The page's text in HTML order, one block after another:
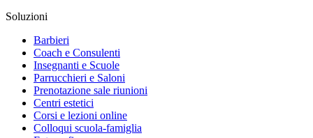
Soluzioni
Barbieri
Coach e Consulenti
Insegnanti e Scuole
Parrucchieri e Saloni
Prenotazione sale riunioni
Centri estetici
Corsi e lezioni online
Colloqui scuola-famiglia